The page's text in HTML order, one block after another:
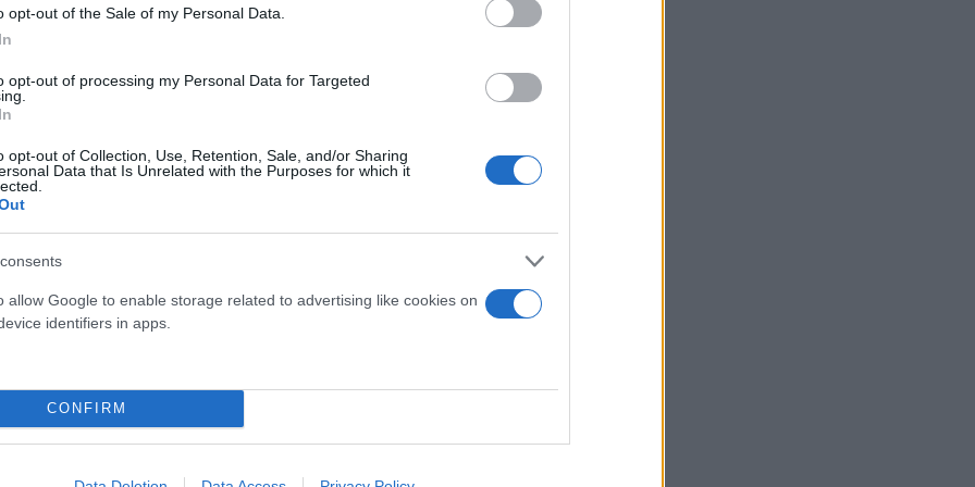
opt-out of the Sale of my Personal Data.
opt-out of processing my Personal Data for Targeted
opt-out of Collection, Use, Retention, Sale, and/or Sharing
Data that Is Unrelated with the Purposes for which it
allow Google to enable storage related to advertising like cookies on
identifiers in apps.
CONFIRM